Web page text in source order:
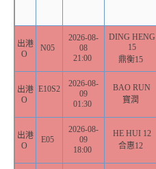
出港
O
N05
2026-08-
08
21:00
DING HENG
15
鼎衡15
出港
O
E10S2
2026-08-
09
01:30
BAO RUN
寶潤
出港
O
E05
2026-08-
09
18:00
HE HUI 12
合惠12